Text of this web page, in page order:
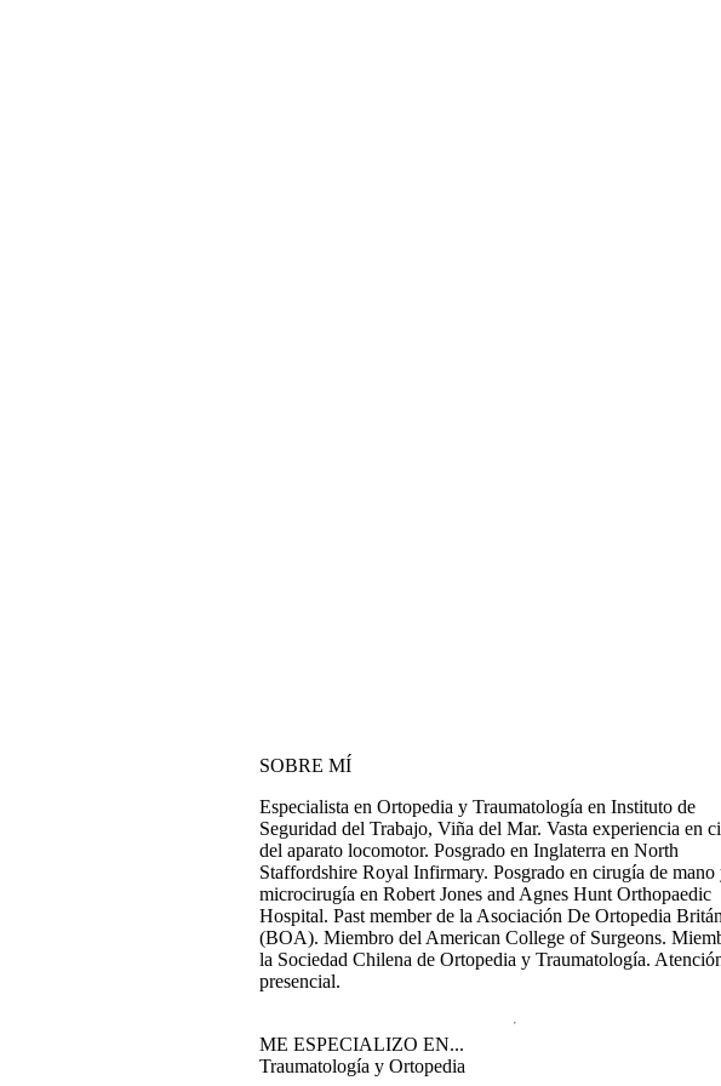
SOBRE MÍ
Especialista en Ortopedia y Traumatología en Instituto de
Seguridad del Trabajo, Viña del Mar. Vasta experiencia en
del aparato locomotor. Posgrado en Inglaterra en North
Staffordshire Royal Infirmary. Posgrado en cirugía de mano
microcirugía en Robert Jones and Agnes Hunt Orthopaedic
Hospital. Past member de la Asociación De Ortopedia
(BOA). Miembro del American College of Surgeons.
la Sociedad Chilena de Ortopedia y Traumatología.
presencial.
ME ESPECIALIZO EN...
Traumatología y Ortopedia